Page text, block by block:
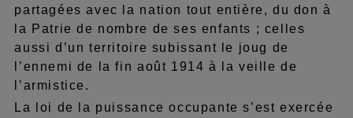
partagées avec la nation tout entière, du don à
la Patrie de nombre de ses enfants ; celles
aussi d’un territoire subissant le joug de
l’ennemi de la fin août 1914 à la veille de
l’armistice.
La loi de la puissance occupante s’est exercée